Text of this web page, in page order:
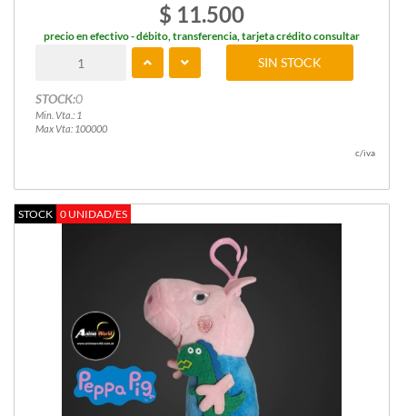
$ 11.500
precio en efectivo - débito, transferencia, tarjeta crédito consultar
STOCK:0
Min. Vta.: 1
Max Vta: 100000
SIN STOCK
c/iva
STOCK 0 UNIDAD/ES